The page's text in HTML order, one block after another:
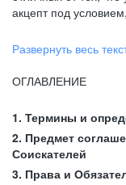
акцепт под
Развернуть весь
ОГЛАВЛЕНИЕ
1. Термины и
2. Предмет
Соискателей
3. Права и